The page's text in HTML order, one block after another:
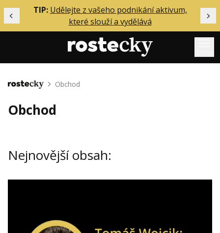
Předchozí
TIP: Udělejte z vašeho podnikání aktivum,
které slouží a vydělává
Mentoring
Solo
Inzerce
Kontakt
Domů Obchod
Obchod
Nejnovější obsah: